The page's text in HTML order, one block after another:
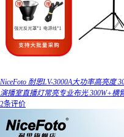
NiceFoto 耐思LV-3000A大功率高亮度
演播室直播灯常亮专业布光 300W+横
2条评价